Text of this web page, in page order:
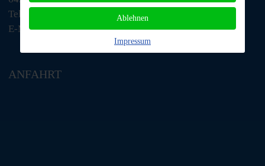
Telefon: 06063 / 939 848
E-Mail: tino@tiere-in-not-odenwald.de
ANFAHRT
Ablehnen
Impressum